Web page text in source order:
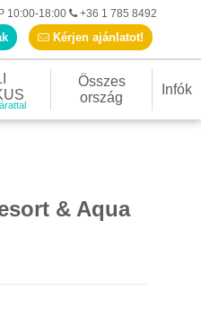
10:00-18:00
+36 1 785 8492
Kérjen ajánlatot!
Összes
ország
Infók
& Aqua